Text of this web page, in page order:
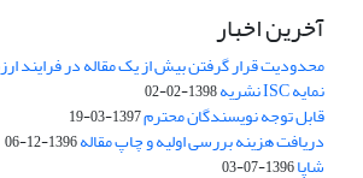
آخرین اخبار
محدودیت قرار گرفتن بیش از یک مقاله در فرایند
نمایه ISC نشریه 1398-02-02
قابل توجه نویسندگان محترم1397-03-19
دریافت هزینه بررسی اولیه و چاپ مقاله1396-12-06
شاپا1396-07-03